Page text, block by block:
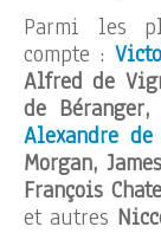
Parmi les
compte :
Alfred de
de
Alexandre
Morgan,
François
et autres